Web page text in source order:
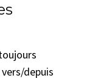
depuis